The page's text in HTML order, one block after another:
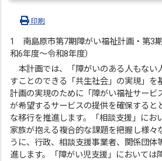
印刷
1 南島原市第7期障がい福祉計画・第3
和6年度～令和8年度）
本計画では、「障がいのある人もない
すことのできる「共生社会」の実現」を
計画の実現のために「障がい福祉サービ
が希望するサービスの提供を確保すると
な移行を推進します。「相談支援」にお
家族が抱える複合的な課題を把握し様々
うに、行政、相談支援事業者、関係団体
進します。「障がい児支援」においては